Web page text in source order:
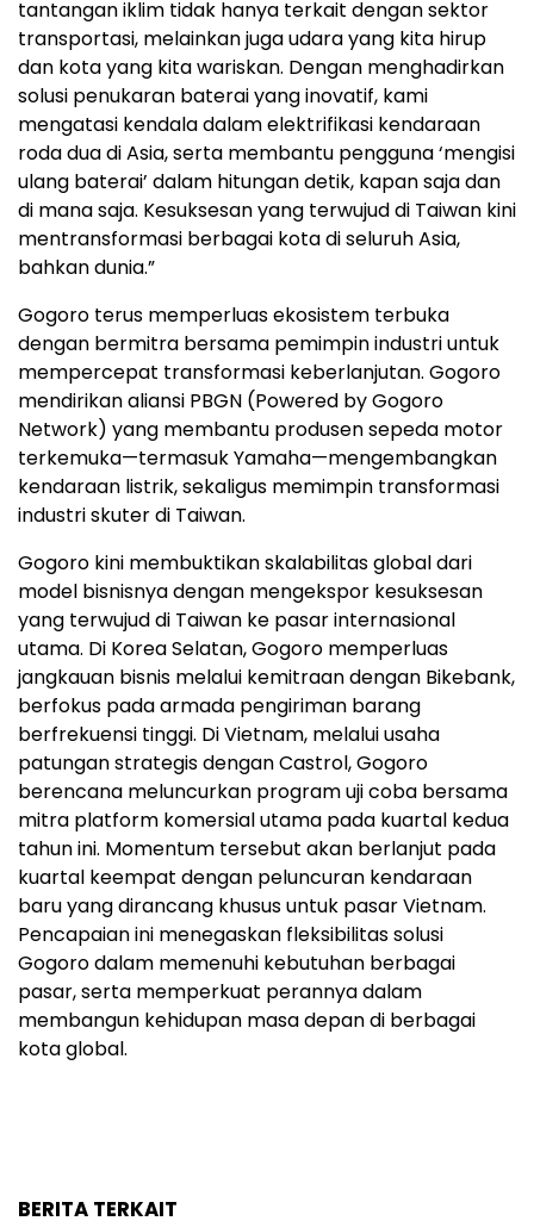
tantangan iklim tidak hanya terkait dengan sektor
transportasi, melainkan juga udara yang kita hirup
dan kota yang kita wariskan. Dengan menghadirkan
solusi penukaran baterai yang inovatif, kami
mengatasi kendala dalam elektrifikasi kendaraan
roda dua di Asia, serta membantu pengguna ‘mengisi
ulang baterai’ dalam hitungan detik, kapan saja dan
di mana saja. Kesuksesan yang terwujud di Taiwan kini
mentransformasi berbagai kota di seluruh Asia,
bahkan dunia.”
Gogoro terus memperluas ekosistem terbuka
dengan bermitra bersama pemimpin industri untuk
mempercepat transformasi keberlanjutan. Gogoro
mendirikan aliansi PBGN (Powered by Gogoro
Network) yang membantu produsen sepeda motor
terkemuka—termasuk Yamaha—mengembangkan
kendaraan listrik, sekaligus memimpin transformasi
industri skuter di Taiwan.
Gogoro kini membuktikan skalabilitas global dari
model bisnisnya dengan mengekspor kesuksesan
yang terwujud di Taiwan ke pasar internasional
utama. Di Korea Selatan, Gogoro memperluas
jangkauan bisnis melalui kemitraan dengan Bikebank,
berfokus pada armada pengiriman barang
berfrekuensi tinggi. Di Vietnam, melalui usaha
patungan strategis dengan Castrol, Gogoro
berencana meluncurkan program uji coba bersama
mitra platform komersial utama pada kuartal kedua
tahun ini. Momentum tersebut akan berlanjut pada
kuartal keempat dengan peluncuran kendaraan
baru yang dirancang khusus untuk pasar Vietnam.
Pencapaian ini menegaskan fleksibilitas solusi
Gogoro dalam memenuhi kebutuhan berbagai
pasar, serta memperkuat perannya dalam
membangun kehidupan masa depan di berbagai
kota global.
BERITA TERKAIT